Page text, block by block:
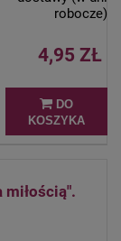
robocze)
4,95 ZŁ
DO
KOSZYKA
miłością".